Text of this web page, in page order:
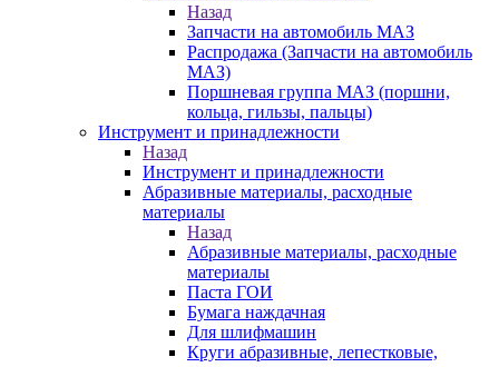
Назад
Запчасти на автомобиль МАЗ
Распродажа (Запчасти на автомобиль
МАЗ)
Поршневая группа МАЗ (поршни,
кольца, гильзы, пальцы)
Инструмент и принадлежности
Назад
Инструмент и принадлежности
Абразивные материалы, расходные
материалы
Назад
Абразивные материалы, расходные
материалы
Паста ГОИ
Бумага наждачная
Для шлифмашин
Круги абразивные, лепестковые,